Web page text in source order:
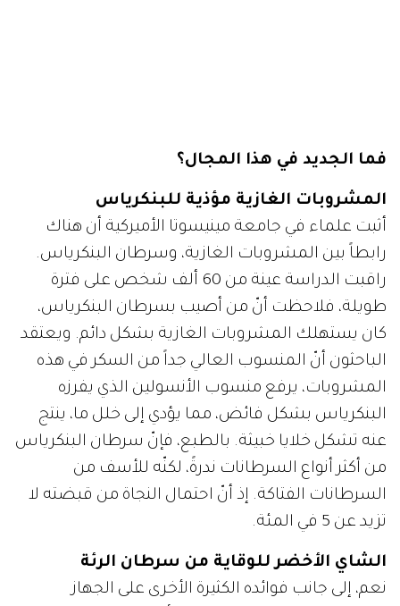
فما الجديد في هذا المجال؟
المشروبات الغازية مؤذية للبنكرياس
أثبت علماء في جامعة مينيسوتا الأميركية أن هناك
رابطاً بين المشروبات الغازية، وسرطان البنكرياس.
راقبت الدراسة عينة من 60 ألف شخص على فترة
طويلة، فلاحظت أنّ من أصيب بسرطان البنكرياس،
كان يستهلك المشروبات الغازية بشكل دائم. ويعتقد
الباحثون أنّ المنسوب العالي جداً من السكر في هذه
المشروبات، يرفع منسوب الأنسولين الذي يفرزه
البنكرياس بشكل فائض، مما يؤدي إلى خلل ما، ينتج
عنه تشكل خلايا خبيثة. بالطبع، فإنّ سرطان البنكرياس
من أكثر أنواع السرطانات ندرةً، لكنّه للأسف من
السرطانات الفتاكة. إذ أنّ احتمال النجاة من قبضته لا
تزيد عن 5 في المئة.
الشاي الأخضر للوقاية من سرطان الرئة
نعم، إلى جانب فوائده الكثيرة الأخرى على الجهاز